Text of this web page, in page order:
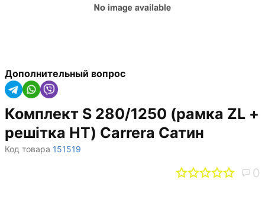
Дополнительный вопрос
Комплект S 280/1250 (рамка ZL +
решітка НТ) Carrera Сатин
Код товара 151519
0